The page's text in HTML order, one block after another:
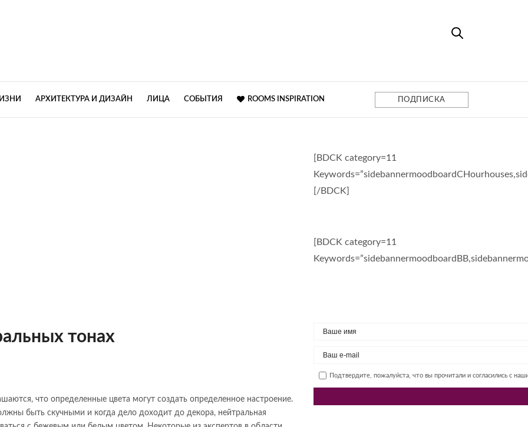
АРХИТЕКТУРА И ДИЗАЙН ЛИЦА СОБЫТИЯ ROOMS INSPIRATION ПОДПИСКА
тонах
что определенные цвета могут создать определенное настроение.
быть скучными и когда дело доходит до декора, нейтральная
[BDCK category=11
[/BDCK]
[BDCK category=11
Подтвердите, пожалуйста, что вы прочитали и согласились с